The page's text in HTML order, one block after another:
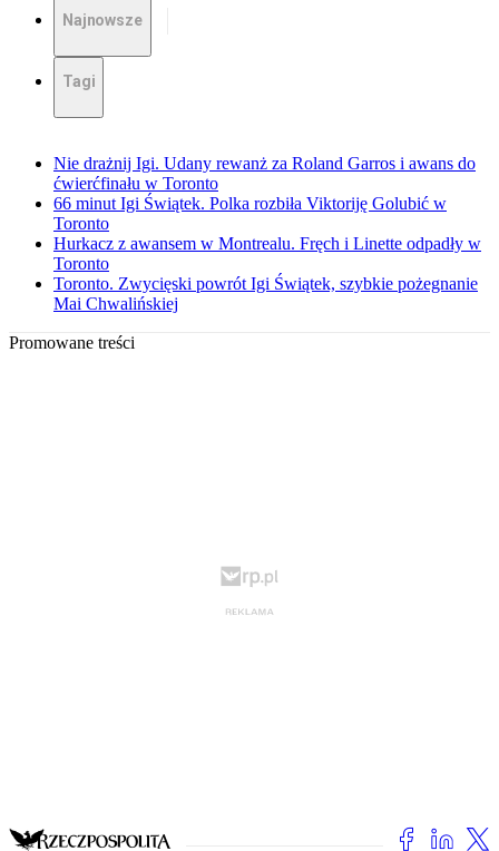
Najnowsze
Tagi
Nie drażnij Igi. Udany rewanż za Roland Garros i awans do
ćwierćfinału w Toronto
66 minut Igi Świątek. Polka rozbiła Viktoriję Golubić w
Toronto
Hurkacz z awansem w Montrealu. Fręch i Linette odpadły w
Toronto
Toronto. Zwycięski powrót Igi Świątek, szybkie pożegnanie
Mai Chwalińskiej
Promowane treści